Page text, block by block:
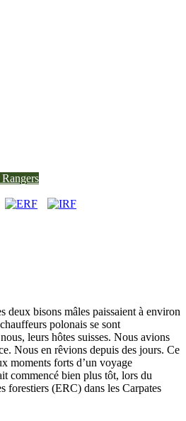
deux bisons mâles paissaient à environ
polonais se sont
leurs hôtes suisses. Nous avions
Nous en rêvions depuis des jours. Ce
moments forts d’un voyage
commencé bien plus tôt, lors du
forestiers (ERC) dans les Carpates